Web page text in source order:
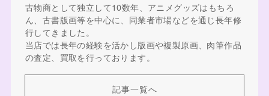
古物商として独立して10数年、アニメグッズはもちろ
ん、古書版画等を中心に、同業者市場などを通じ長年修
行してきました。
当店では長年の経験を活かし版画や複製原画、肉筆作品
の査定、買取を行っております。
記事一覧へ